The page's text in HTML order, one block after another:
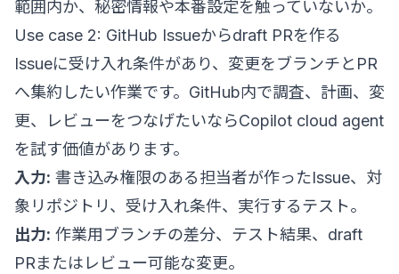
範囲内か、秘密情報や本番設定を触っていないか。
Use case 2: GitHub Issueからdraft PRを作る
Issueに受け入れ条件があり、変更をブランチとPR
へ集約したい作業です。GitHub内で調査、計画、変
更、レビューをつなげたいならCopilot cloud agent
を試す価値があります。
入力: 書き込み権限のある担当者が作ったIssue、対
象リポジトリ、受け入れ条件、実行するテスト。
出力: 作業用ブランチの差分、テスト結果、draft
PRまたはレビュー可能な変更。